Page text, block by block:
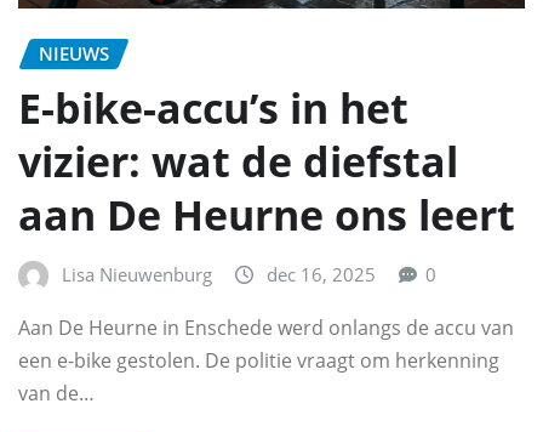
NIEUWS
E-bike-accu’s in het
vizier: wat de diefstal
aan De Heurne ons leert
Lisa Nieuwenburg dec 16, 2025 0
Aan De Heurne in Enschede werd onlangs de accu van
een e-bike gestolen. De politie vraagt om herkenning
van de…